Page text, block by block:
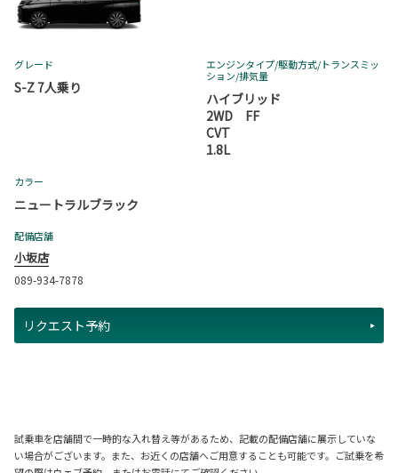
グレード
S-Z 7人乗り
エンジンタイプ/駆動方式/トランスミッ
ション/排気量
ハイブリッド
2WD FF
CVT
1.8L
カラー
ニュートラルブラック
配備店舗
小坂店
089-934-7878
リクエスト予約
試乗車を店舗間で一時的な入れ替え等があるため、記載の配備店舗に展示していな
い場合がございます。また、お近くの店舗へご用意することも可能です。ご試乗を希